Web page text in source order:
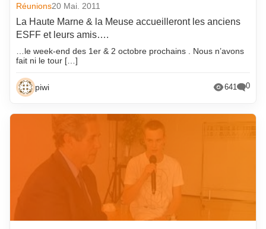
Réunions20 Mai. 2011
La Haute Marne & la Meuse accueilleront les anciens
ESFF et leurs amis….
…le week-end des 1er & 2 octobre prochains . Nous n’avons
fait ni le tour […]
piwi 641 0